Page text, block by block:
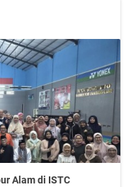
Alam di ISTC